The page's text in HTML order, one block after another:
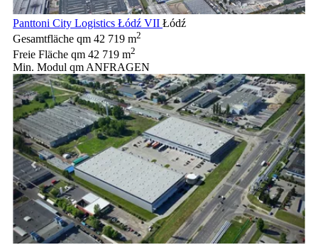
Panttoni City Logistics Łódź VII Łódź
Gesamtfläche qm 42 719 m2
Freie Fläche qm 42 719 m2
Min. Modul qmANFRAGEN